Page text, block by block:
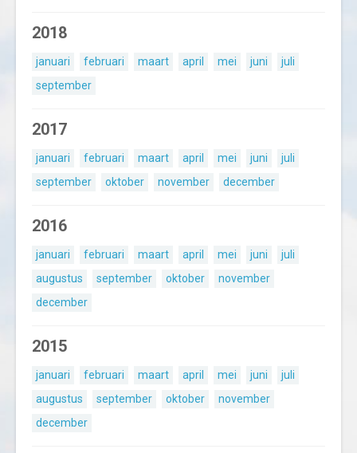
2018
januari februari maart april mei juni
juli
september
2017
januari februari maart april mei juni
juli
september
oktober november december
2016
januari februari maart april mei juni
juli
augustus
september oktober
november
december
2015
januari februari maart april mei juni
juli
augustus
september oktober
november
december